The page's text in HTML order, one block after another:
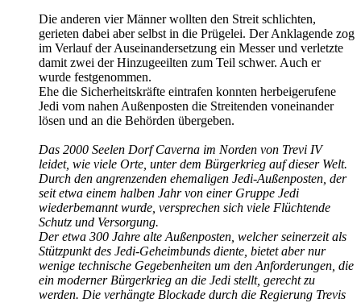
Die anderen vier Männer wollten den Streit schlichten,
gerieten dabei aber selbst in die Prügelei. Der Anklagende zog
im Verlauf der Auseinandersetzung ein Messer und verletzte
damit zwei der Hinzugeeilten zum Teil schwer. Auch er
wurde festgenommen.
Ehe die Sicherheitskräfte eintrafen konnten herbeigerufene
Jedi vom nahen Außenposten die Streitenden voneinander
lösen und an die Behörden übergeben.
Das 2000 Seelen Dorf Caverna im Norden von Trevi IV
leidet, wie viele Orte, unter dem Bürgerkrieg auf dieser Welt.
Durch den angrenzenden ehemaligen Jedi-Außenposten, der
seit etwa einem halben Jahr von einer Gruppe Jedi
wiederbemannt wurde, versprechen sich viele Flüchtende
Schutz und Versorgung.
Der etwa 300 Jahre alte Außenposten, welcher seinerzeit als
Stützpunkt des Jedi-Geheimbunds diente, bietet aber nur
wenige technische Gegebenheiten um den Anforderungen, die
ein moderner Bürgerkrieg an die Jedi stellt, gerecht zu
werden. Die verhängte Blockade durch die Regierung Trevis